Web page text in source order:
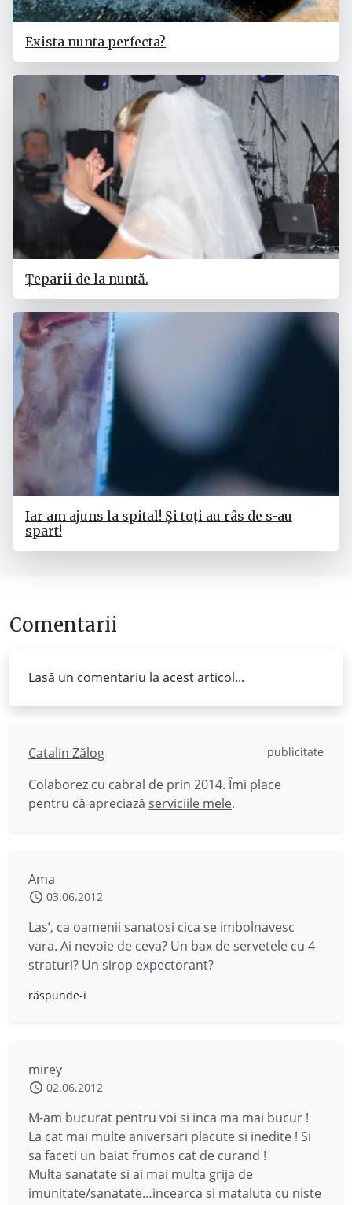
Exista nunta perfecta?
Țeparii de la nuntă.
Iar am ajuns la spital! Și toți au râs de s-au
spart!
Comentarii
Lasă un comentariu la acest articol...
Catalin Zălog publicitate
Colaborez cu cabral de prin 2014. Îmi place
pentru că apreciază serviciile mele.
Ama
03.06.2012
Las’, ca oamenii sanatosi cica se imbolnavesc
vara. Ai nevoie de ceva? Un bax de servetele cu 4
straturi? Un sirop expectorant?
răspunde-i
mirey
02.06.2012
M-am bucurat pentru voi si inca ma mai bucur !
La cat mai multe aniversari placute si inedite ! Si
sa faceti un baiat frumos cat de curand !
Multa sanatate si ai mai multa grija de
imunitate/sanatate…incearca si mataluta cu niste